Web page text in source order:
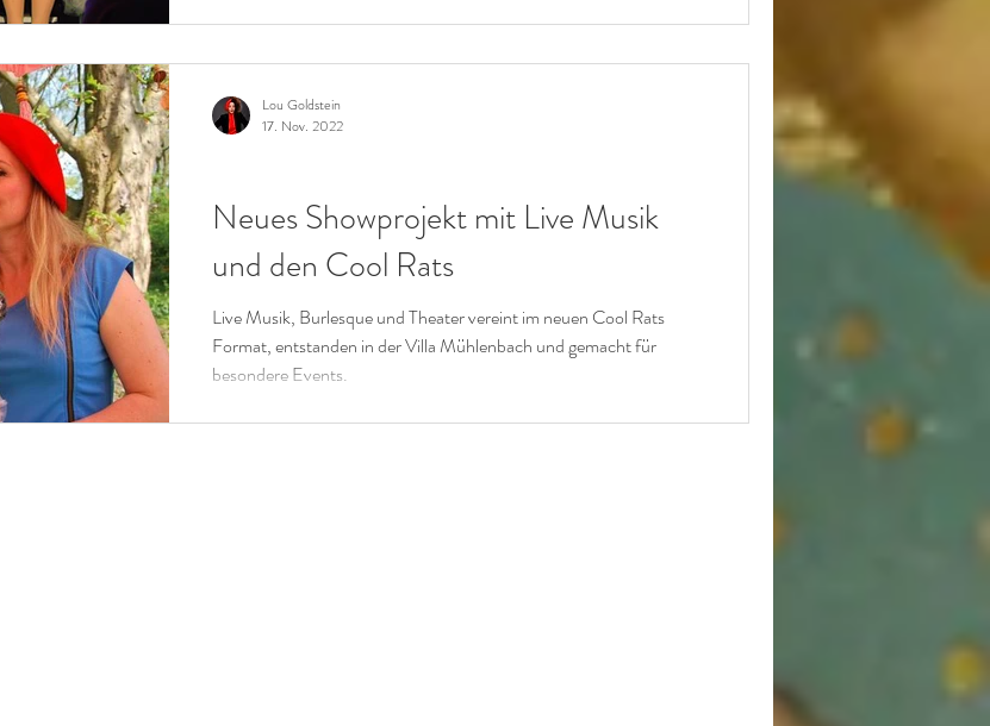
Neues Showprojekt mit Live Musik
und den Cool Rats
Live Musik, Burlesque und Theater vereint im neuen Cool Rats
Format, entstanden in der Villa Mühlenbach und gemacht für
besondere Events.
Lou Goldstein
17. Nov. 2022